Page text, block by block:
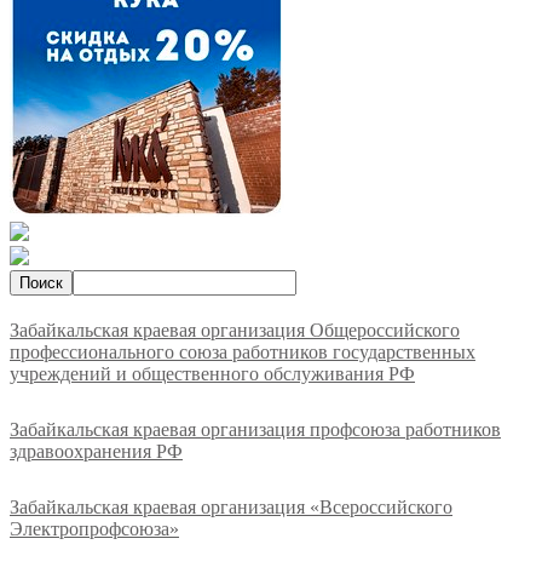
Забайкальская краевая организация Общероссийского
профессионального союза работников государственных
учреждений и общественного обслуживания РФ
Забайкальская краевая организация профсоюза работников
здравоохранения РФ
Забайкальская краевая организация «Всероссийского
Электропрофсоюза»